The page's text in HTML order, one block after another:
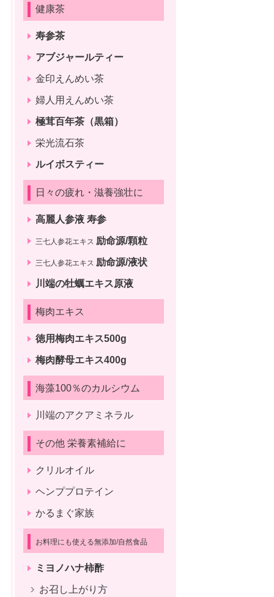
健康茶
寿参茶
アブジャールティー
金印えんめい茶
婦人用えんめい茶
極茸百年茶（黒箱）
栄光流石茶
ルイボスティー
日々の疲れ・滋養強壮に
高麗人参液 寿参
三七人参花エキス 励命源/顆粒
三七人参花エキス 励命源/液状
川端の牡蠣エキス原液
梅肉エキス
徳用梅肉エキス500g
梅肉酵母エキス400g
海藻100％のカルシウム
川端のアクアミネラル
その他 栄養素補給に
クリルオイル
ヘンププロテイン
かるまぐ家族
お料理にも使える無添加/自然食品
ミヨノハナ柿酢
お召し上がり方